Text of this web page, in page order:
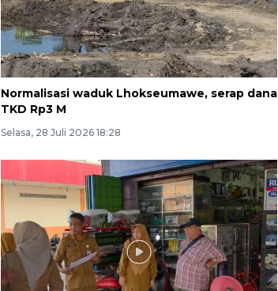
Normalisasi waduk Lhokseumawe, serap dana
TKD Rp3 M
Selasa, 28 Juli 2026 18:28